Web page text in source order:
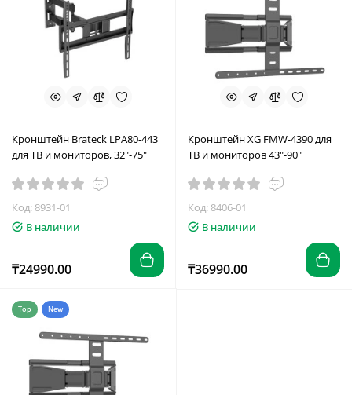
Кронштейн Brateck LPA80-443
для ТВ и мониторов, 32"-75"
Код: 8931-01
В наличии
₸24990.00
Кронштейн XG FMW-4390 для
ТВ и мониторов 43"-90"
Код: 8406-01
В наличии
₸36990.00
Top New